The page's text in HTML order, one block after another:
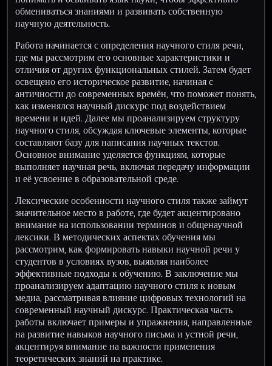
обмениваться знаниями и развивать собственную
научную деятельность.
Работа начинается с определения научного стиля речи,
где мы рассмотрим его основные характеристики и
отличия от других функциональных стилей. Затем будет
освещено его историческое развитие, начиная с
античности до современных времён, что поможет понять,
как изменялся научный дискурс под воздействием
времени и идей. Далее мы проанализируем структуру
научного стиля, обсуждая ключевые элементы, которые
составляют базу для написания научных текстов.
Основное внимание уделяется функциям, которые
выполняет научная речь, включая передачу информации
и её усвоение в образовательной среде.
Лексические особенности научного стиля также займут
значительное место в работе, где будет акцентировано
внимание на использовании терминов и общенаучной
лексики. В методических аспектах обучения мы
рассмотрим, как формировать навыки научной речи у
студентов в условиях вузов, выявляя наиболее
эффективные подходы к обучению. В заключение мы
проанализируем адаптацию научного стиля к новым
медиа, рассматривая влияние цифровых технологий на
современный научный дискурс. Практическая часть
работы включает примеры и упражнения, направленные
на развитие навыков научного письма и устной речи,
акцентируя внимание на важности применения
теоретических знаний на практике.